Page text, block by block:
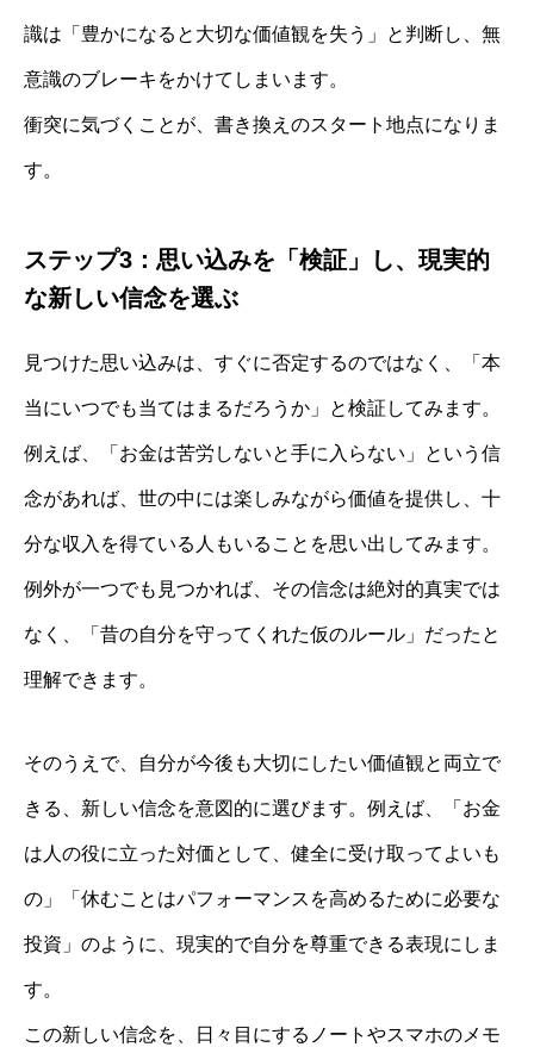
識は「豊かになると大切な価値観を失う」と判断し、無
意識のブレーキをかけてしまいます。
衝突に気づくことが、書き換えのスタート地点になりま
す。
ステップ3：思い込みを「検証」し、現実的
な新しい信念を選ぶ
見つけた思い込みは、すぐに否定するのではなく、「本
当にいつでも当てはまるだろうか」と検証してみます。
例えば、「お金は苦労しないと手に入らない」という信
念があれば、世の中には楽しみながら価値を提供し、十
分な収入を得ている人もいることを思い出してみます。
例外が一つでも見つかれば、その信念は絶対的真実では
なく、「昔の自分を守ってくれた仮のルール」だったと
理解できます。
そのうえで、自分が今後も大切にしたい価値観と両立で
きる、新しい信念を意図的に選びます。例えば、「お金
は人の役に立った対価として、健全に受け取ってよいも
の」「休むことはパフォーマンスを高めるために必要な
投資」のように、現実的で自分を尊重できる表現にしま
す。
この新しい信念を、日々目にするノートやスマホのメモ